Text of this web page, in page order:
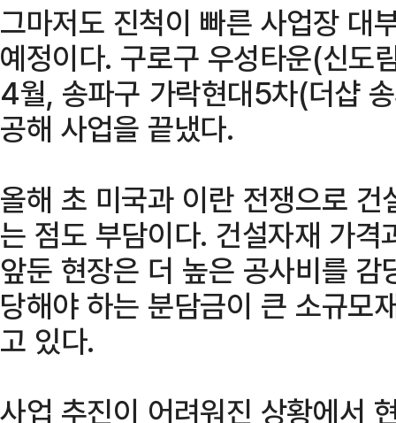
그마저도 진척이 빠른 사업장 대
예정이다. 구로구 우성타운(신도
4월, 송파구 가락현대5차(더샵
공해 사업을 끝냈다.
올해 초 미국과 이란 전쟁으로
는 점도 부담이다. 건설자재 가
앞둔 현장은 더 높은 공사비를
당해야 하는 분담금이 큰 소규모
고 있다.
사업 추진이 어려워진 상황에서